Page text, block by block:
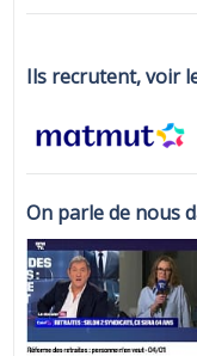
Ils recrutent, voir
On parle de nous